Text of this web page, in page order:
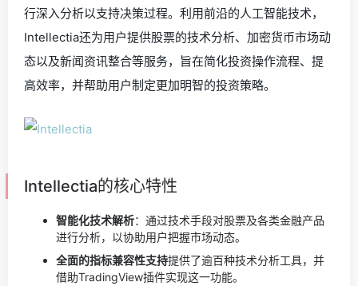
行深入分析以支持决策过程。利用前沿的人工智能技术，
Intellectia还为用户提供股票的技术分析、加密货币市场动
态以及新闻资讯整合等服务，旨在简化投资操作流程、提
高效率，并帮助用户制定更加明智的投资策略。
Intellectia的核心特性
智能化技术解析：通过技术手段对股票及各类金融产品
进行分析，以协助用户把握市场动态。
全面的指标兼容性支持提供了逾百种技术分析工具，并
借助TradingView插件实现这一功能。